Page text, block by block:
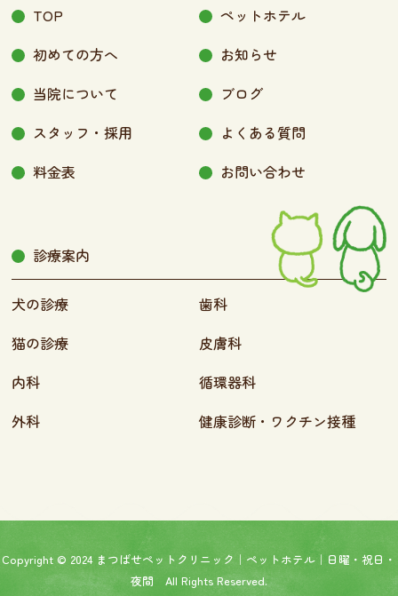
TOP
初めての方へ
当院について
スタッフ・採用
料金表
ペットホテル
お知らせ
ブログ
よくある質問
お問い合わせ
診療案内
犬の診療
猫の診療
内科
外科
歯科
皮膚科
循環器科
健康診断・ワクチン接種
Copyright © 2024 まつばせペットクリニック｜ペットホテル｜日曜・祝日・
夜間 All Rights Reserved.